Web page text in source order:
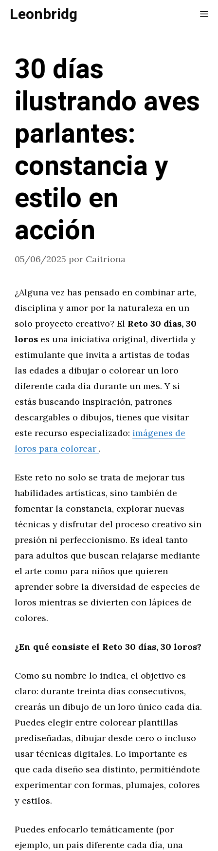
SaltarLeonbridg
30 días
ilustrando aves
parlantes:
constancia y
estilo en
acción
05/06/2025 por Caitriona
¿Alguna vez has pensado en combinar arte,
disciplina y amor por la naturaleza en un
solo proyecto creativo? El Reto 30 días, 30
loros es una iniciativa original, divertida y
estimulante que invita a artistas de todas
las edades a dibujar o colorear un loro
diferente cada día durante un mes. Y si
estás buscando inspiración, patrones
descargables o dibujos, tienes que visitar
este recurso especializado: imágenes de
loros para colorear .
Este reto no solo se trata de mejorar tus
habilidades artísticas, sino también de
fomentar la constancia, explorar nuevas
técnicas y disfrutar del proceso creativo sin
presión ni perfeccionismo. Es ideal tanto
para adultos que buscan relajarse mediante
el arte como para niños que quieren
aprender sobre la diversidad de especies de
loros mientras se divierten con lápices de
colores.
¿En qué consiste el Reto 30 días, 30 loros?
Como su nombre lo indica, el objetivo es
claro: durante treinta días consecutivos,
crearás un dibujo de un loro único cada día.
Puedes elegir entre colorear plantillas
prediseñadas, dibujar desde cero o incluso
usar técnicas digitales. Lo importante es
que cada diseño sea distinto, permitiéndote
experimentar con formas, plumajes, colores
y estilos.
Puedes enfocarlo temáticamente (por
ejemplo, un país diferente cada día, una